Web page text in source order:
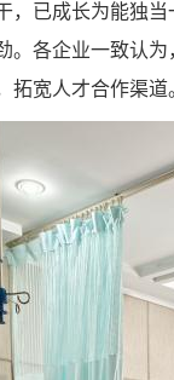
，已成长为能独
。各企业一致认
拓宽人才合作渠道